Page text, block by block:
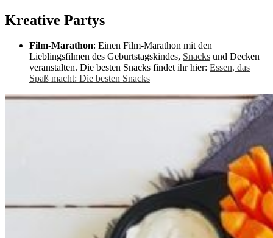
Kreative Partys
Film-Marathon: Einen Film-Marathon mit den
Lieblingsfilmen des Geburtstagskindes, Snacks und Decken
veranstalten. Die besten Snacks findet ihr hier: Essen, das
Spaß macht: Die besten Snacks